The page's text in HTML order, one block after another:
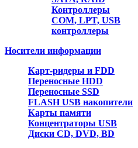
Контроллеры
COM, LPT, USB
контроллеры
Носители информации
Карт-ридеры и FDD
Переносные HDD
Переносные SSD
FLASH USB накопители
Карты памяти
Концентраторы USB
Диски CD, DVD, BD